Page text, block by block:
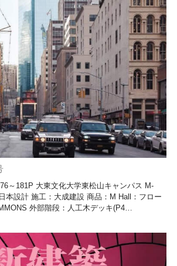
～181P 大東文化大学東松山キャンパス M-
本設計 施工：大成建設 商品：M Hall：フロー
外部階段：人工木デッキ(P4…